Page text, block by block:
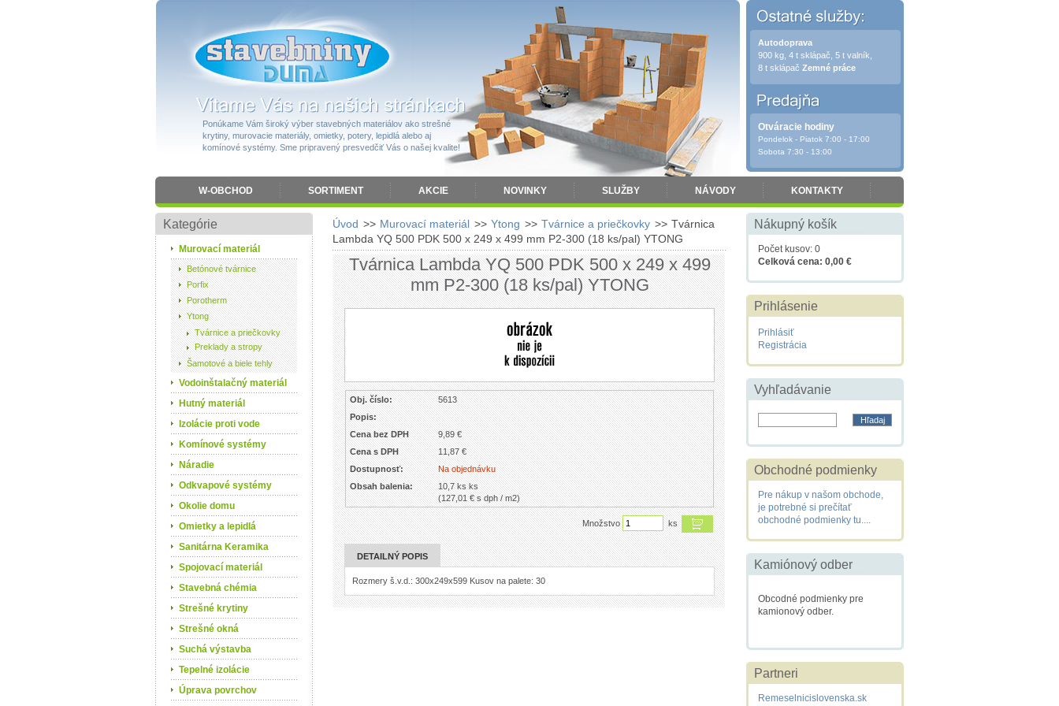
Ponúkame Vám široký výber stavebných materiálov ako strešné
krytiny, murovacie materiály, omietky, potery, lepidlá alebo aj
komínové systémy. Sme pripravený presvedčiť Vás o našej kvalite!
W-OBCHOD SORTIMENT AKCIE NOVINKY SLUŽBY NÁVODY KONTAKTY
Autodoprava
900 kg, 4 t sklápač, 5 t valník,
8 t sklápač Zemné práce
Otváracie hodiny
Pondelok - Piatok 7:00 - 17:00
Sobota 7:30 - 13:00
Úvod >> Murovací materiál >> Ytong >> Tvárnice a priečkovky >> Tvárnica
Lambda YQ 500 PDK 500 x 249 x 499 mm P2-300 (18 ks/pal) YTONG
Tvárnica Lambda YQ 500 PDK 500 x 249 x 499
mm P2-300 (18 ks/pal) YTONG
Obj. číslo:
5613
Popis:
Cena bez DPH
9,89 €
Cena s DPH
11,87 €
Dostupnosť:
Na objednávku
Obsah balenia:
10,7 ks ks
(127,01 € s dph / m2)
Množstvo ks
DETAILNÝ POPIS
Rozmery š.v.d.: 300x249x599 Kusov na palete: 30
Kategórie
Murovací materiál
Betónové tvárnice
Porfix
Porotherm
Ytong
Tvárnice a priečkovky
Preklady a stropy
Šamotové a biele tehly
Vodoinštalačný materiál
Hutný materiál
Izolácie proti vode
Komínové systémy
Náradie
Odkvapové systémy
Okolie domu
Omietky a lepidlá
Sanitárna Keramika
Spojovací materiál
Stavebná chémia
Strešné krytiny
Strešné okná
Suchá výstavba
Tepelné izolácie
Úprava povrchov
Nákupný košík
Počet kusov: 0
Celková cena: 0,00 €
Prihlásenie
Prihlásiť
Registrácia
Vyhľadávanie
Obchodné podmienky
Pre nákup v našom obchode,
je potrebné si prečítať
obchodné podmienky tu....
Kamiónový odber
Obcodné podmienky pre
kamionový odber.
Partneri
Remeselnicislovenska.sk